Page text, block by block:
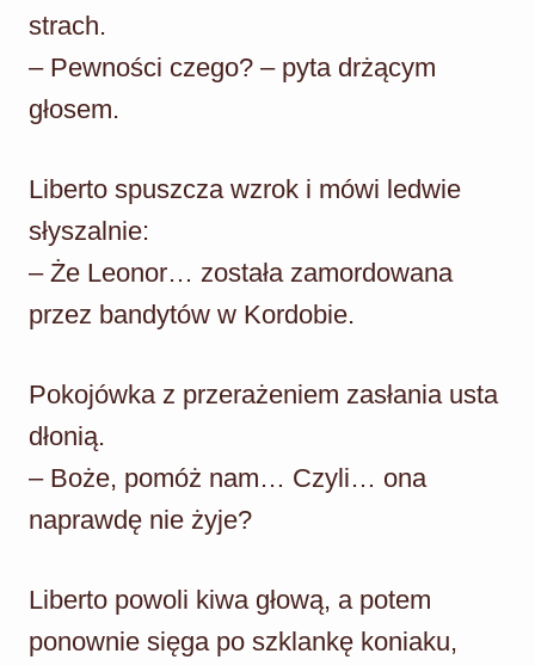
strach.
– Pewności czego? – pyta drżącym
głosem.
Liberto spuszcza wzrok i mówi ledwie
słyszalnie:
– Że Leonor… została zamordowana
przez bandytów w Kordobie.
Pokojówka z przerażeniem zasłania usta
dłonią.
– Boże, pomóż nam… Czyli… ona
naprawdę nie żyje?
Liberto powoli kiwa głową, a potem
ponownie sięga po szklankę koniaku,